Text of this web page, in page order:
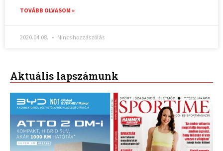
TOVÁBB OLVASOM »
2020.04.08. Nincs hozzászólás
Aktuális lapszámunk